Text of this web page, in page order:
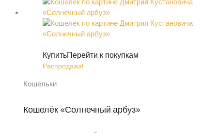
составляла
10,000.00 ₽.
8,000.00 ₽.
КупитьПерейти к покупкам
Распродажа!
Кошельки
Кошелёк «Солнечный арбуз»